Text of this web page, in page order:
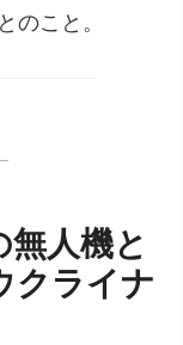
のこと。
人機と
クライナ